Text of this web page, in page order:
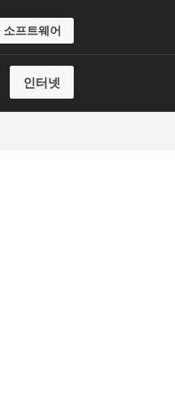
소프트웨어
인터넷